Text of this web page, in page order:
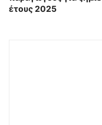
έτους 2025